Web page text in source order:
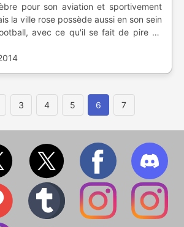
pour son aviation et sportivement
la ville rose possède aussi en son sein
avec ce qu'il se fait de pire en
3 4 5 6 7